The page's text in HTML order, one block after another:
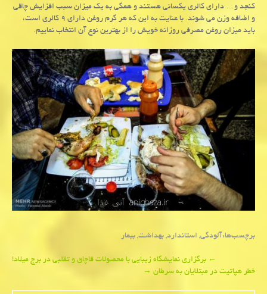
كنجد و… دارای كالری یكسانی هستند و همگی به یك میزان سبب افزایش چاقی
و اضافه وزن می شوند. با عنایت به این كه هر گرم روغن دارای ۹ كالری است،
باید میزان روغن مصرفی روزانه خویش را از بهترین نوع آن انتخاب نماییم.
برچسب‌ها:آلودگی,استاندارد,بهداشت,بیمار
navigation
←برگزاری نمایشگاه زیبایی با محصولات قاچاق و تقلبی در برج میلاد!
خطر هپاتیت در مبتلایان به سرطان→